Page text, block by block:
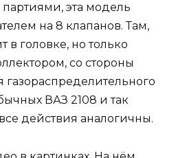
эта модель
на 8 клапанов. Там,
в головке, но только
со стороны
ВАЗ 2108 и так
действия аналогичны.